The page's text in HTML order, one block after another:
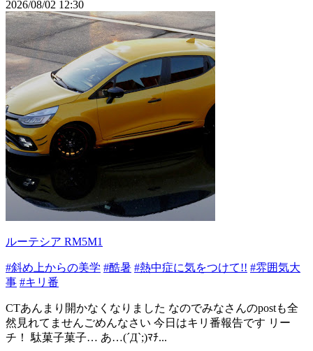
2026/08/02 12:30
ルーテシア RM5M1
#斜め上からの美学 #酷暑 #熱中症に気をつけて!! #雰囲気大
事 #キリ番
CTあんまり開かなくなりました なのでみなさんのpostも全
然見れてませんごめんなさい 今日はキリ番報告です リー
チ！ 駄菓子菓子… あ…(´Д`;)ﾏﾁ...